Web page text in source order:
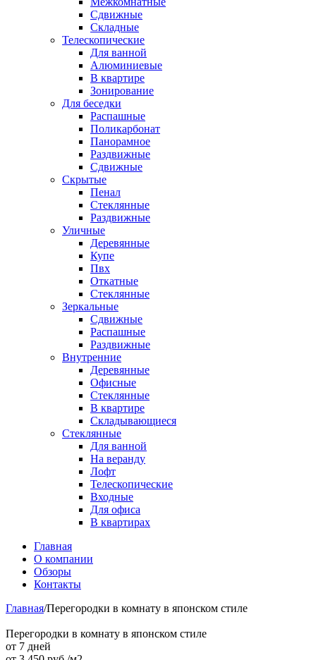
Сдвижные
Складные
Телескопические
Для ванной
Алюминиевые
В квартире
Зонирование
Для беседки
Распашные
Поликарбонат
Панорамное
Раздвижные
Сдвижные
Скрытые
Пенал
Стеклянные
Раздвижные
Уличные
Деревянные
Купе
Пвх
Откатные
Стеклянные
Зеркальные
Сдвижные
Распашные
Раздвижные
Внутренние
Деревянные
Офисные
Стеклянные
В квартире
Складывающиеся
Стеклянные
Для ванной
На веранду
Лофт
Телескопические
Входные
Для офиса
В квартирах
Главная
О компании
Обзоры
Контакты
Главная/Перегородки в комнату в японском стиле
Перегородки в комнату в японском стиле
от 7 дней